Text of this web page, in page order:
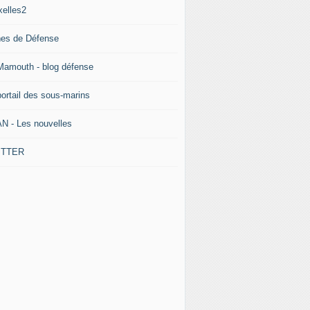
de Défense
- blog défense
des sous-marins
- Les nouvelles